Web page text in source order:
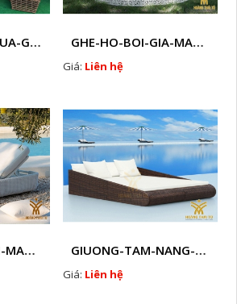
GHE-HO-BOI-NHUA-GIA-MAY-HTT - B75 GHE-HO-BOI-GIA-MAY-HTT - B37
Giá: Liên hệ
GIUONG-HO-BOI-MAY-NHUA-HTT - B6 GIUONG-TAM-NANG-GIA-MAY-HTT - B74
Giá: Liên hệ